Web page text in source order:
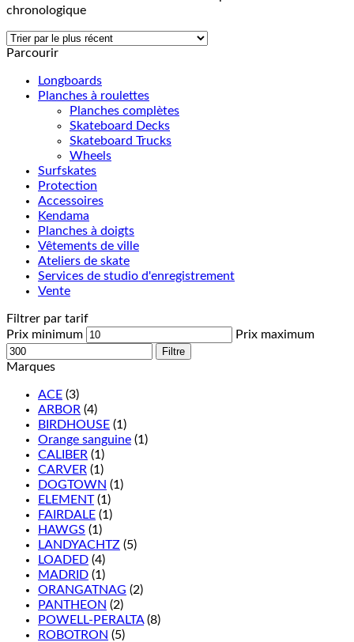
chronologique
Parcourir
Longboards
Planches à roulettes
Planches complètes
Skateboard Decks
Skateboard Trucks
Wheels
Surfskates
Protection
Accessoires
Kendama
Planches à doigts
Vêtements de ville
Ateliers de skate
Services de studio d'enregistrement
Vente
Filtrer par tarif
Prix minimum
Prix maximum
Filtre
Marques
ACE (3)
ARBOR (4)
BIRDHOUSE (1)
Orange sanguine (1)
CALIBER (1)
CARVER (1)
DOGTOWN (1)
ELEMENT (1)
FAIRDALE (1)
HAWGS (1)
LANDYACHTZ (5)
LOADED (4)
MADRID (1)
ORANGATNAG (2)
PANTHEON (2)
POWELL-PERALTA (8)
ROBOTRON (5)